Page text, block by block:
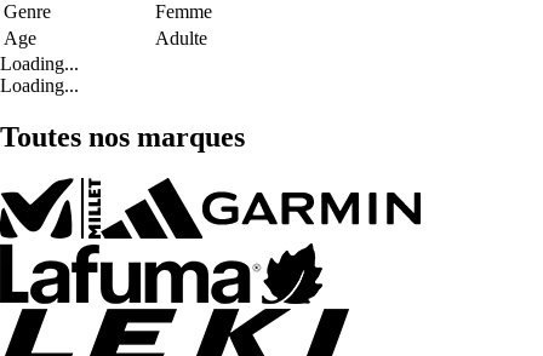
Genre
Femme
Age
Adulte
Loading...
Loading...
Toutes nos marques